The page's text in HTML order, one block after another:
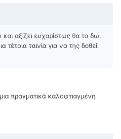
αξίζει ευχαρίστως θα το δω.
ταινία για να της δοθεί
πραγματικά καλοφτιαγμένη